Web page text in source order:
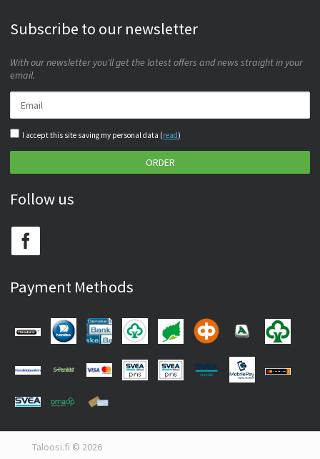
Subscribe to our newsletter
With our newsletter you'll get the latest offers and news straight in your
email.
I accept this site saving my personal data (read)
ORDER
Follow us
Payment Methods
Taloosi.fi © 2026